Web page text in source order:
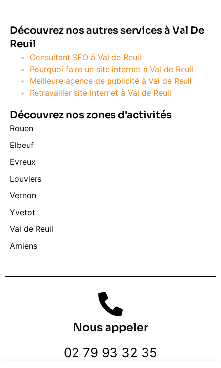
Découvrez nos autres services à Val De
Reuil
Consultant SEO à Val de Reuil
Pourquoi faire un site internet à Val de Reuil
Meilleure agence de publicité à Val de Reuil
Retravailler site internet à Val de Reuil
Découvrez nos zones d'activités
Rouen
Elbeuf
Evreux
Louviers
Vernon
Yvetot
Val de Reuil
Amiens
Nous appeler
02 79 93 32 35